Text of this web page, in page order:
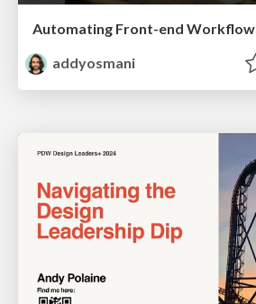
Automating Front-end Workflow
addyosmani